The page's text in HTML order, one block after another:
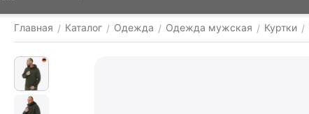
Главная / Каталог / Одежда / Одежда мужская / Куртки /